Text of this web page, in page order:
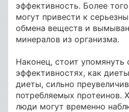
эффективность. Более
могут привести к
обмена веществ и
минералов из организма.
Наконец, стоит
эффективностях, как
диеты, сильно
потребляемых протеинов.
люди могут временно